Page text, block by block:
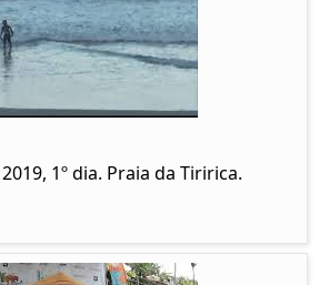
1º dia. Praia da Tiririca.